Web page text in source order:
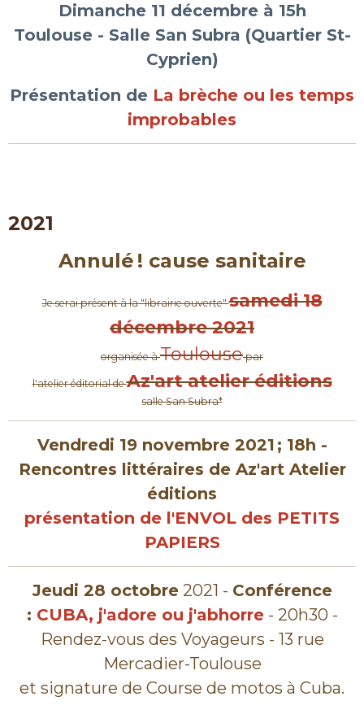
Dimanche 11 décembre à 15h
Toulouse - Salle San Subra (Quartier St-
Cyprien)
Présentation de La brèche ou les temps
improbables
2021
Annulé ! cause sanitaire
Je serai présent à la "librairie ouverte"samedi 18
décembre 2021
organisée àToulousepar
l'atelier éditorial deAz'art atelier éditions
salle San Subra*
Vendredi 19 novembre 2021 ; 18h -
Rencontres littéraires de Az'art Atelier
éditions
présentation de l'ENVOL des PETITS
PAPIERS
Jeudi 28 octobre2021 - Conférence
: CUBA, j'adore ou j'abhorre- 20h30 -
Rendez-vous des Voyageurs - 13 rue
Mercadier-Toulouse
et signature de Course de motos à Cuba.